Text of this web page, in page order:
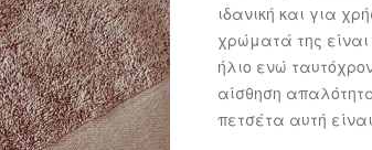
ιδανική και για
χρώματά της είναι
ήλιο ενώ
αίσθηση
πετσέτα αυτή